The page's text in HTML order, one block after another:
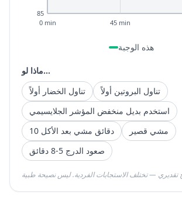
85
0 min 45 min
هذه الوجبة
ماذا لو...
تناول الخضار أولاً
تناول البروتين أولاً
استخدم بديل منخفض المؤشر الجلايسيمي
10 دقائق مشي بعد الأكل
مشي قصير
صعود الدرج 5-8 دقائق